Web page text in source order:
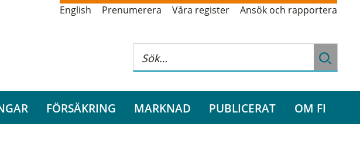
English Prenumerera Våra register Ansök och rapportera
FÖRSÄKRING MARKNAD PUBLICERAT OM FI